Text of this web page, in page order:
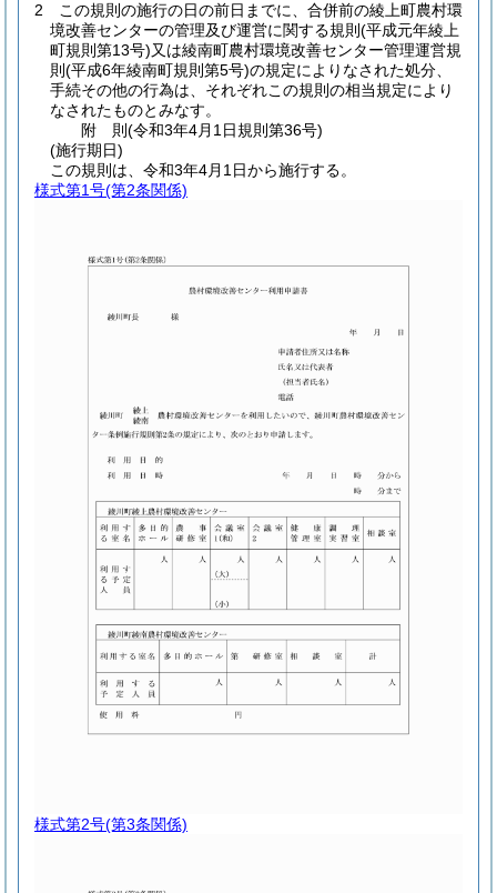
2
この規則の施行の日の前日までに、合併前の綾上町農村環
境改善センターの管理及び運営に関する規則 (平成元年綾上
町規則第13号)又は綾南町農村環境改善センター管理運営規
則 (平成6年綾南町規則第5号)の規定によりなされた処分、
手続その他の行為は、それぞれこの規則の相当規定により
なされたものとみなす。
附 則(令和3年4月1日規則第36号)
(施行期日)
この規則は、令和3年4月1日から施行する。
様式第1号(第2条関係)
様式第2号(第3条関係)